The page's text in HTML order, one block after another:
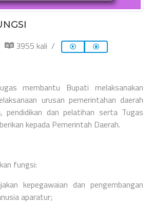
3955 kali
membantu Bupati melaksanakan
urusan pemerintahan daerah
pendidikan dan pelatihan serta Tugas
kepada Pemerintah Daerah.
fungsi:
kepegawaian dan pengembangan
aparatur;